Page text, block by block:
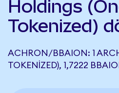
Holdings
Tokenized)
ACHRON/BBAION: 1
TOKENIZED), 1,7222